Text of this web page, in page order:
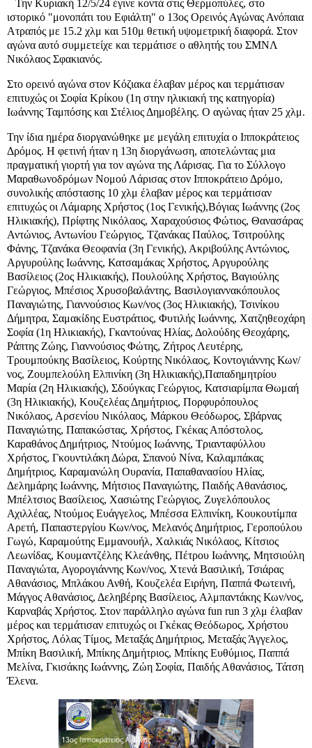
Την Κυριακή 12/5/24 έγινε κοντά στις Θερμοπύλες, στο
ιστορικό "μονοπάτι του Εφιάλτη" ο 13ος Ορεινός Αγώνας Ανόπαια
Ατραπός με 15.2 χλμ και 510μ θετική υψομετρική διαφορά. Στον
αγώνα αυτό συμμετείχε και τερμάτισε ο αθλητής του ΣΜΝΛ
Νικόλαος Σφακιανός.
Στο ορεινό αγώνα στον Κόζιακα έλαβαν μέρος και τερμάτισαν
επιτυχώς οι Σοφία Κρίκου (1η στην ηλικιακή της κατηγορία)
Ιωάννης Ταμπόσης και Στέλιος Δημοβέλης. Ο αγώνας ήταν 25 χλμ.
Την ίδια ημέρα διοργανώθηκε με μεγάλη επιτυχία ο Ιπποκράτειος
Δρόμος. Η φετινή ήταν η 13η διοργάνωση, αποτελώντας μια
πραγματική γιορτή για τον αγώνα της Λάρισας. Για το Σύλλογο
Μαραθωνοδρόμων Νομού Λάρισας στον Ιπποκράτειο Δρόμο,
συνολικής απόστασης 10 χλμ έλαβαν μέρος και τερμάτισαν
επιτυχώς οι Λάμαρης Χρήστος (1ος Γενικής),Βόγιας Ιωάννης (2ος
Ηλικιακής), Πρίφτης Νικόλαος, Χαραχούσιος Φώτιος, Θανασάρας
Αντώνιος, Αντωνίου Γεώργιος, Τζανάκας Παύλος, Τσιτρούλης
Φάνης, Τζανάκα Θεοφανία (3η Γενικής), Ακριβούλης Αντώνιος,
Αργυρούλης Ιωάννης, Κατσαμάκας Χρήστος, Αργυρούλης
Βασίλειος (2ος Ηλικιακής), Πουλούλης Χρήστος, Βαγιούλης
Γεώργιος, Μπέσιος Χρυσοβαλάντης, Βασιλογιαννακόπουλος
Παναγιώτης, Γιαννούσιος Κων/νος (3ος Ηλικιακής), Τσινίκου
Δήμητρα, Σαμακίδης Ευστράτιος, Φυτιλής Ιωάννης, Χατζηθεοχάρη
Σοφία (1η Ηλικιακής), Γκαντούνας Ηλίας, Δολούδης Θεοχάρης,
Ράπτης Ζώης, Γιαννούσιος Φώτης, Ζήτρος Λευτέρης,
Τρουμπούκης Βασίλειος, Κούρτης Νικόλαος, Κοντογιάννης Κων/
νος, Ζουμπελούλη Ελπινίκη (3η Ηλικιακής),Παπαδημητρίου
Μαρία (2η Ηλικιακής), Σδούγκας Γεώργιος, Κατσιαρίμπα Θωμαή
(3η Ηλικιακής), Κουζελέας Δημήτριος, Πορφυρόπουλος
Νικόλαος, Αρσενίου Νικόλαος, Μάρκου Θεόδωρος, Σβάρνας
Παναγιώτης, Παπακώστας, Χρήστος, Γκέκας Απόστολος,
Καραθάνος Δημήτριος, Ντούμος Ιωάννης, Τριανταφύλλου
Χρήστος, Γκουντιλάκη Δώρα, Σπανού Νίνα, Καλαμπάκας
Δημήτριος, Καραμανώλη Ουρανία, Παπαθανασίου Ηλίας,
Δελημάρης Ιωάννης, Μήτσιος Παναγιώτης, Παιδής Αθανάσιος,
Μπέλτσιος Βασίλειος, Χασιώτης Γεώργιος, Ζυγελόπουλος
Αχιλλέας, Ντούμος Ευάγγελος, Μπέσσα Ελπινίκη, Κουκουτίμπα
Αρετή, Παπαστεργίου Κων/νος, Μελανός Δημήτριος, Γεροπούλου
Γωγώ, Καραμούτης Εμμανουήλ, Χαλκιάς Νικόλαος, Κίτσιος
Λεωνίδας, Κουμαντζέλης Κλεάνθης, Πέτρου Ιωάννης, Μητσιούλη
Παναγιώτα, Αγορογιάννης Κων/νος, Χτενά Βασιλική, Τσιάρας
Αθανάσιος, Μπλάκου Ανθή, Κουζελέα Ειρήνη, Παππά Φωτεινή,
Μάγγος Αθανάσιος, Δεληβέρης Βασίλειος, Αλμπαντάκης Κων/νος,
Καρναβάς Χρήστος. Στον παράλληλο αγώνα fun run 3 χλμ έλαβαν
μέρος και τερμάτισαν επιτυχώς οι Γκέκας Θεόδωρος, Χρήστου
Χρήστος, Λόλας Τίμος, Μεταξάς Δημήτριος, Μεταξάς Άγγελος,
Μπίκη Βασιλική, Μπίκης Δημήτριος, Μπίκης Ευθύμιος, Παππά
Μελίνα, Γκισάκης Ιωάννης, Ζώη Σοφία, Παιδής Αθανάσιος, Τάτση
Έλενα.